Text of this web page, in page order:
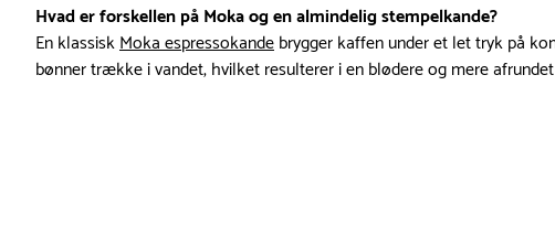
Hvad er forskellen på Moka og en almindelig stempelkande?
En klassiskMoka espressokandebrygger kaffen under et let tryk på
bønner trække i vandet, hvilket resulterer i en blødere og mere